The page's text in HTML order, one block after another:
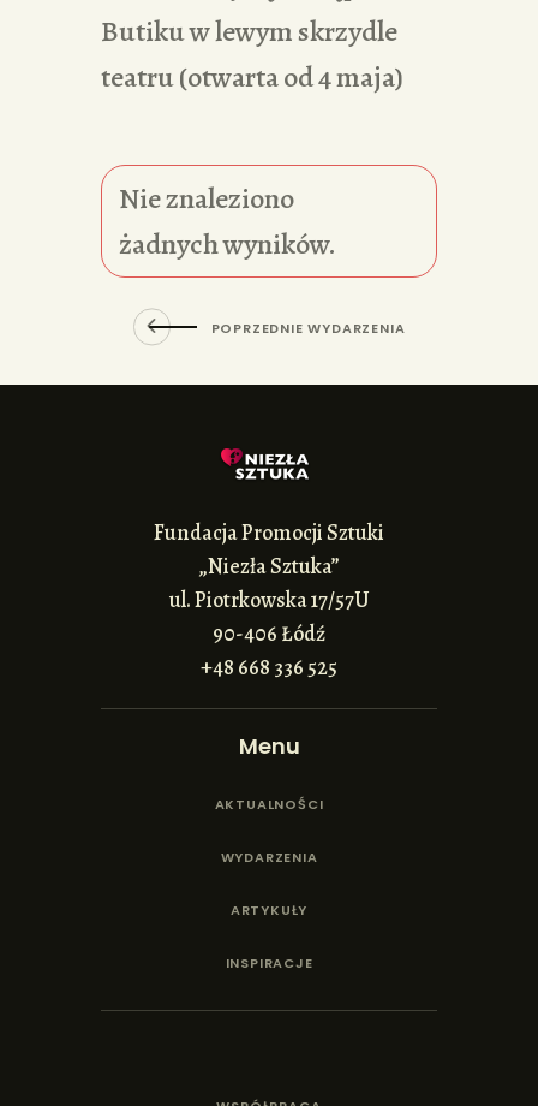
Butiku w lewym skrzydle
teatru (otwarta od 4 maja)
Nie znaleziono
żadnych wyników.
POPRZEDNIE WYDARZENIA
Fundacja Promocji Sztuki
„Niezła Sztuka”
ul. Piotrkowska 17/57U
90-406 Łódź
+48 668 336 525
Menu
AKTUALNOŚCI
WYDARZENIA
ARTYKUŁY
INSPIRACJE